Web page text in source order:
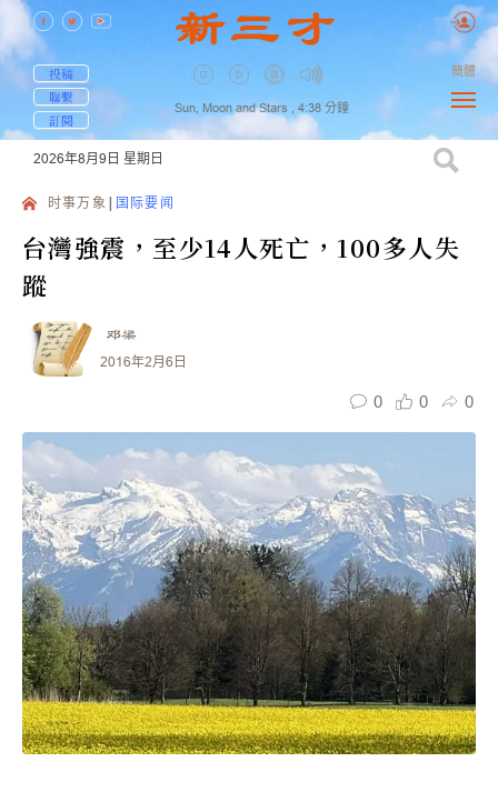
投稿
聯繫
訂閱
Sun, Moon and Stars , 4:38 分鐘
簡體
2026年8月9日 星期日
时事万象 国际要闻
台灣強震，至少14人死亡，100多人失
蹤
邓梁
2016年2月6日
0 0 0